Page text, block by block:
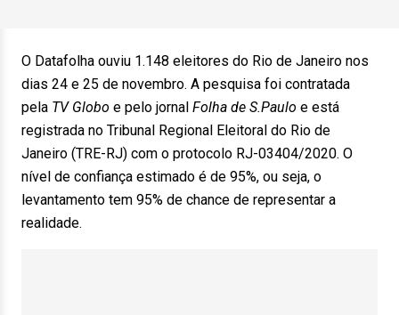
O Datafolha ouviu 1.148 eleitores do Rio de Janeiro nos
dias 24 e 25 de novembro. A pesquisa foi contratada
pela TV Globo e pelo jornal Folha de S.Paulo e está
registrada no Tribunal Regional Eleitoral do Rio de
Janeiro (TRE-RJ) com o protocolo RJ-03404/2020. O
nível de confiança estimado é de 95%, ou seja, o
levantamento tem 95% de chance de representar a
realidade.